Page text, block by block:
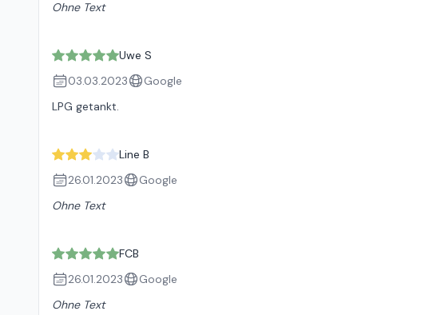
Ohne Text
Uwe S
03.03.2023
Google
LPG getankt.
Line B
26.01.2023
Google
Ohne Text
FCB
26.01.2023
Google
Ohne Text